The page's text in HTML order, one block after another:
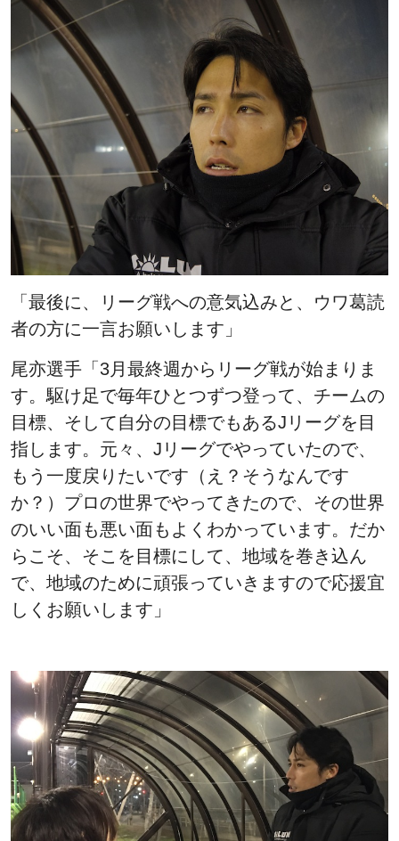
「最後に、リーグ戦への意気込みと、ウワ葛読
者の方に一言お願いします」
尾亦選手「3月最終週からリーグ戦が始まりま
す。駆け足で毎年ひとつずつ登って、チームの
目標、そして自分の目標でもあるJリーグを目
指します。元々、Jリーグでやっていたので、
もう一度戻りたいです（え？そうなんです
か？）プロの世界でやってきたので、その世界
のいい面も悪い面もよくわかっています。だか
らこそ、そこを目標にして、地域を巻き込ん
で、地域のために頑張っていきますので応援宜
しくお願いします」